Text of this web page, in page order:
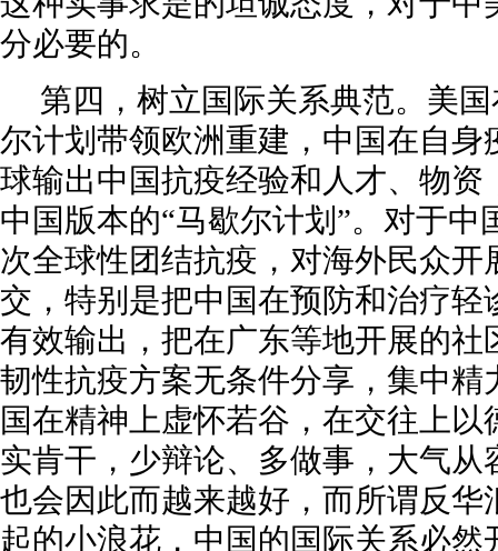
分必要的。
第四，树立国际关系典范。美
尔计划带领欧洲重建，中国在自身
球输出中国抗疫经验和人才、物资
中国版本的“马歇尔计划”。对于中
次全球性团结抗疫，对海外民众开
交，特别是把中国在预防和治疗轻
有效输出，把在广东等地开展的社
韧性抗疫方案无条件分享，集中精
国在精神上虚怀若谷，在交往上
实肯干，少辩论、多做事，大气从
也会因此而越来越好，而所谓反华
起的小浪花，中国的国际关系必然